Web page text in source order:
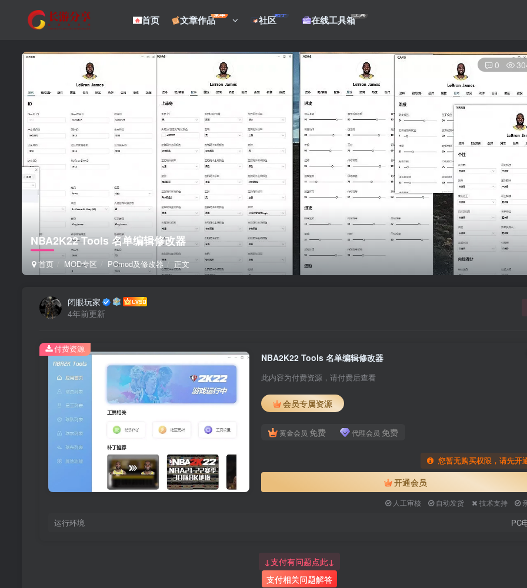
首页 文章作品菜单 社区帖子 在线工具箱工具
NBA2K22 Tools 名单编辑修改器
首页 MOD专区 PCmod及修改器 正文
0
闭眼玩家
4年前更新
NBA2K22 Tools 名单编辑修改器
此内容为付费资源，请付费后查看
会员专属资源
黄金会员 免费 代理会员 免费
您暂无购买权限，请先开
开通会员
人工审核 自动发货 技术支持
运行环境 PC
付费资源
↓支付有问题点此↓
支付相关问题解答